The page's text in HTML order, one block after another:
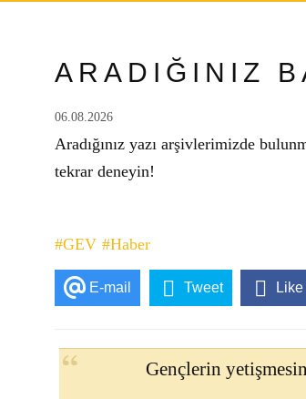
ARADIĞINIZ
06.08.2026
Aradığınız yazı arşivlerimizde
tekrar deneyin!
#GEV #Haber
E-mail Tweet Like
Gençlerin